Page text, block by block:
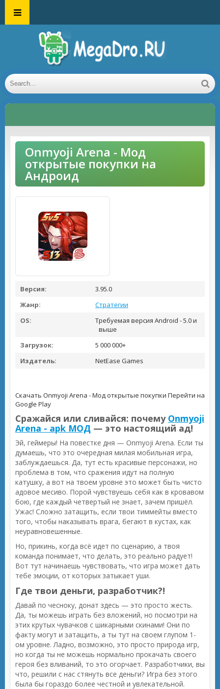
Onmyoji Arena - Мод
открытые покупки на
Андроид
Версия:
3.95.0
Жанр:
Стратегии
OS:
Требуемая версия Android - 5.0 и
выше
Загрузок:
5 000 000+
Издатель:
NetEase Games
Скачать Onmyoji Arena - Мод открытые покупки Перейти на
Google Play
Сражайся или сливайся: почему Onmyoji
Arena - apk МОД — это настоящий ад!
Эй, геймеры! На повестке дня — Onmyoji Arena. Если ты
думаешь, что это очередная милая мобильная игра,
заблуждаешься. Да, тут есть красивые персонажи, но
проблема в том, что сражения идут на полную
катушку, а вот на твоем уровне это может быть чисто
адовое месиво. Порой чувствуешь себя как в кровавом
бою, где каждый четвертый не знает, зачем пришёл.
Ужас! Сложно затащить, если твои тиммейты вместо
того, чтобы наказывать врага, бегают в кустах, как
неуравновешенные.
Но, прикинь, когда всё идет по сценарию, а твоя
команда понимает, что делать, это реально радует!
Вот тут начинаешь чувствовать, что игра может дать
тебе эмоции, от которых затыкает уши.
Где твои деньги, разработчик?!
Давай по чесноку, донат здесь — это просто жесть.
Да, ты можешь играть без вложений, но посмотри на
этих крутых чувачков с шикарными скинами! Они по
факту могут и затащить, а ты тут на своем глупом 1-
ом уровне. Ладно, возможно, это просто природа игр,
но когда ты не можешь нормально прокачать своего
героя без вливаний, то это огорчает. Разработчики, вы
что, решили с нас стянуть все деньги? Игра без этого
была бы гораздо более честной и увлекательной.